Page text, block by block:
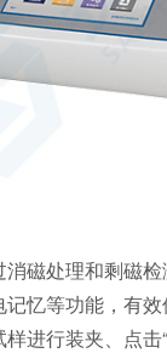
处理和剩磁检
忆等功能，有
进行装夹、点